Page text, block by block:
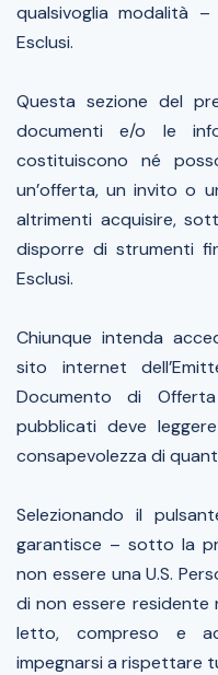
qualsivoglia modalità
Esclusi.
Questa sezione del
documenti e/o le
costituiscono né
un’offerta, un invito o
altrimenti acquisire,
disporre di strumenti
Esclusi.
Chiunque intenda
sito internet
Documento di
pubblicati deve
consapevolezza di
Selezionando il
garantisce – sotto la
non essere una U.S.
di non essere residente
letto, compreso e
impegnarsi a rispettare